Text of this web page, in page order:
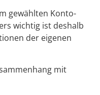
gewählten Konto-
wichtig ist deshalb
der eigenen
mit